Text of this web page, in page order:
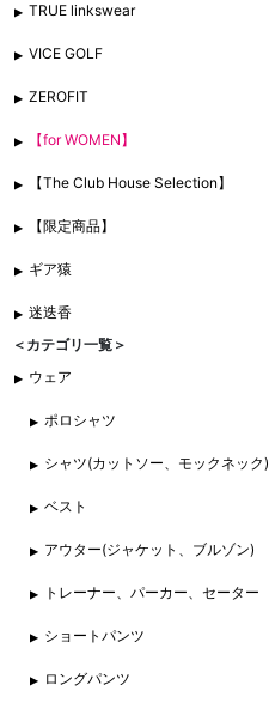
TRUE linkswear
VICE GOLF
ZEROFIT
【for WOMEN】
【The Club House Selection】
【限定商品】
ギア猿
迷迭香
＜カテゴリ一覧＞
ウェア
ポロシャツ
シャツ(カットソー、モックネック)
ベスト
アウター(ジャケット、ブルゾン)
トレーナー、パーカー、セーター
ショートパンツ
ロングパンツ